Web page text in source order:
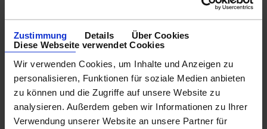
Zustimmung Details
Über Cookies
Diese Webseite verwendet Cookies
Wir verwenden Cookies, um Inhalte und Anzeigen zu
personalisieren, Funktionen für soziale Medien anbieten
zu können und die Zugriffe auf unsere Website zu
analysieren. Außerdem geben wir Informationen zu Ihrer
Verwendung unserer Website an unsere Partner für